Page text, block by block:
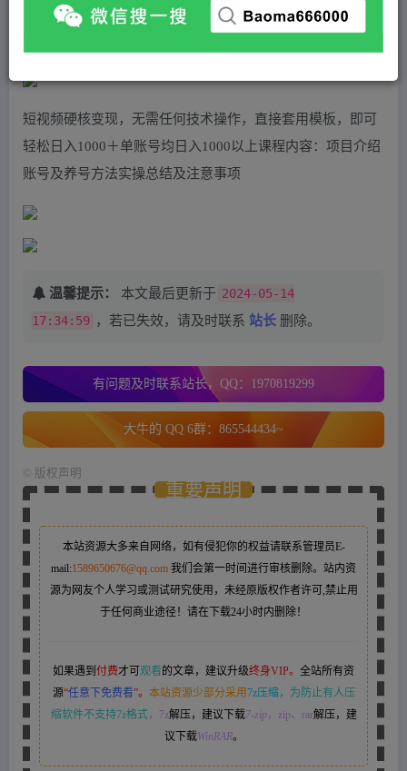
站长QQ：1970819299
短视频硬核变现，无需任何技术操作，直接套用模板，即可
轻松日入1000＋单账号均日入1000以上课程内容：项目介绍
账号及养号方法实操总结及注意事项
温馨提示： 本文最后更新于 2024-05-14
17:34:59 ，若已失效，请及时联系 站长 删除。
有问题及时联系站长，QQ：1970819299
大牛的 QQ 6群：865544434~
版权声明
重要声明
本站资源大多来自网络，如有侵犯你的权益请联系管理员E-
mail:1589650676@qq.com 我们会第一时间进行审核删除。站内资
源为网友个人学习或测试研究使用，未经原版权作者许可,禁止用
于任何商业途径！请在下载24小时内删除！
如果遇到 付费才可 观看 的文章，建议升级终身VIP。 全站所有资
源“任意下免费看”。 本站资源少部分采用7z压缩，
为防止有人压
缩软件不支持7z格式，7z解压，建议下载7-zip，zip、rar解压，建
议下载WinRAR。